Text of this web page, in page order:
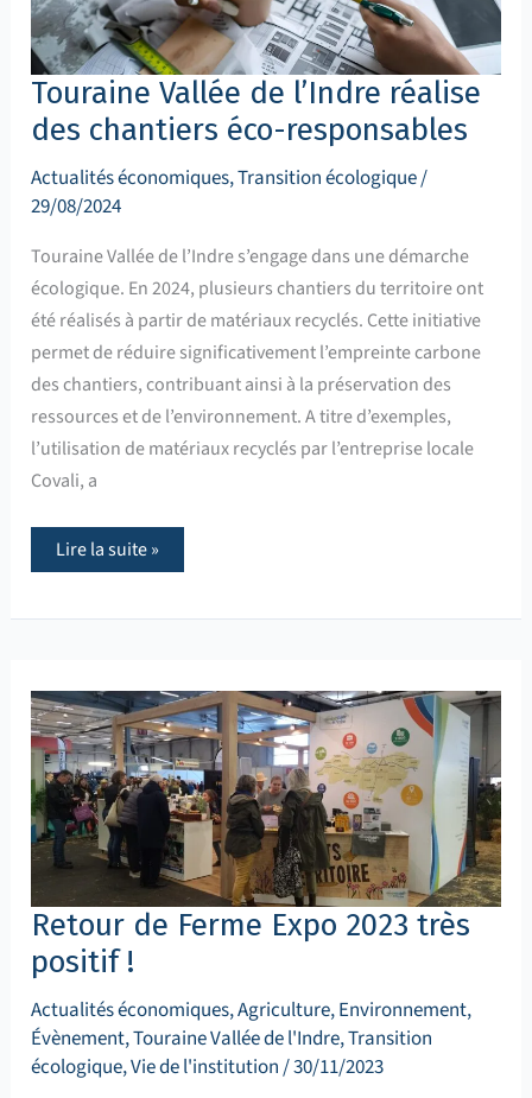
Touraine Vallée de l’Indre réalise
des chantiers éco-responsables
Actualités économiques,Transition écologique/
29/08/2024
Touraine Vallée de l’Indre s’engage dans une démarche
écologique. En 2024, plusieurs chantiers du territoire ont
été réalisés à partir de matériaux recyclés. Cette initiative
permet de réduire significativement l’empreinte carbone
des chantiers, contribuant ainsi à la préservation des
ressources et de l’environnement. A titre d’exemples,
l’utilisation de matériaux recyclés par l’entreprise locale
Covali, a
Lire la suite »
Retour de Ferme Expo 2023 très
positif !
Actualités économiques,Agriculture,Environnement,
Évènement,Touraine Vallée de l'Indre,Transition
écologique,Vie de l'institution/30/11/2023
de
Ferme
Expo
2023
très
positif
!